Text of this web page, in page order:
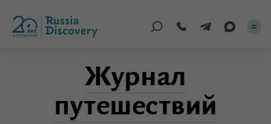
По России
Журнал
путешествий